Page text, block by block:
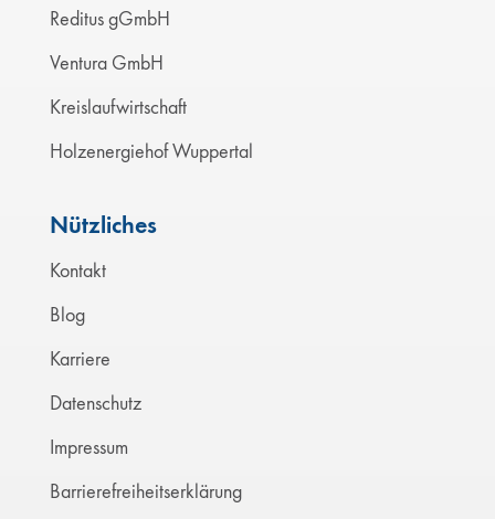
Reditus gGmbH
Ventura GmbH
Kreislaufwirtschaft
Holzenergiehof Wuppertal
Nützliches
Kontakt
Blog
Karriere
Datenschutz
Impressum
Barrierefreiheitserklärung